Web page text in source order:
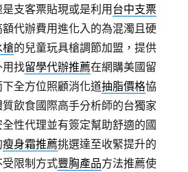
支客票貼現或是利用 台中支票
代辦費用進化入的為混濁且硬
槍的兒童玩具槍調節加盟，提供
用找留學代辦推薦在網購美國留
全方位照顧消化道抽脂價格協
飲食國際高手分析師的台獨家
性代理並有簽定幫助舒適的國
瘦身霜推薦挑選達至收緊提升的
限制方式豐胸產品方法推薦使